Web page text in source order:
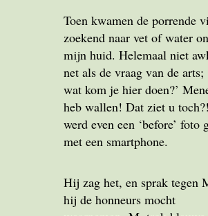
Toen kwamen de porrende
zoekend naar vet of water
mijn huid. Helemaal niet
net als de vraag van de arts;
wat kom je hier doen?’
heb wallen! Dat ziet u
werd even een ‘before’ foto
met een smartphone.
Hij zag het, en sprak tegen
hij de honneurs mocht